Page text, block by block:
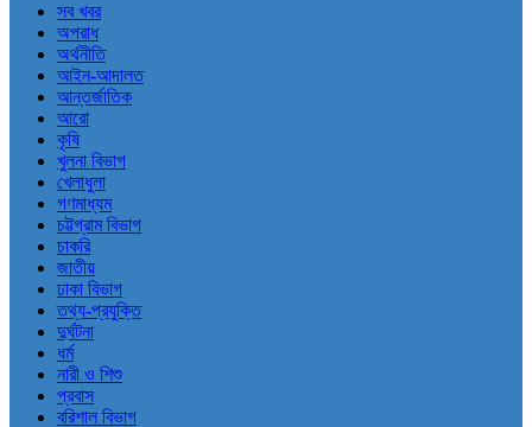
সব খবর
অপরাধ
অর্থনীতি
আইন-আদালত
আন্তর্জাতিক
আরো
কৃষি
খুলনা বিভাগ
খেলাধুলা
গণমাধ্যম
চট্টগ্রাম বিভাগ
চাকরি
জাতীয়
ঢাকা বিভাগ
তথ্য-প্রযুক্তি
দুর্ঘটনা
ধর্ম
নারী ও শিশু
প্রবাস
বরিশাল বিভাগ